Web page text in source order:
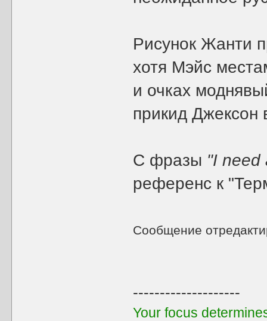
Рисунок Жанти
хотя Мэйс
и очках
прикид Джексон
С фразы "I need
референс к
Сообщение
--------------------
Your focus